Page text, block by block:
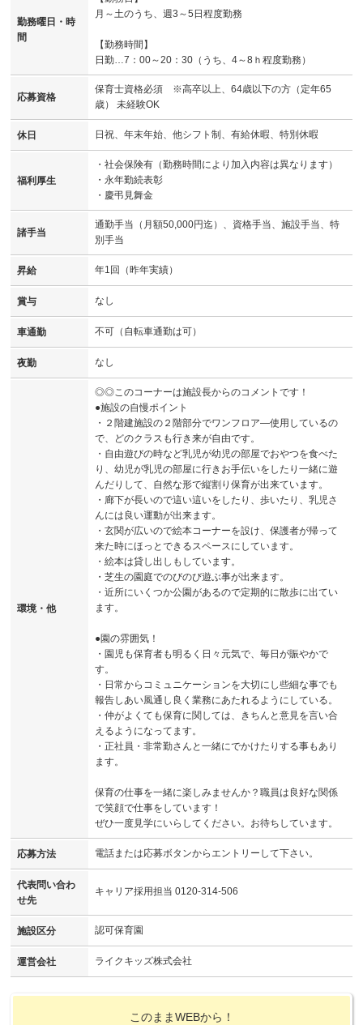
勤務曜日・時
間
月～土のうち、週3～5日程度勤務
【勤務時間】
日勤…7：00～20：30（うち、4～8ｈ程度勤務）
応募資格
保育士資格必須 ※高卒以上、64歳以下の方（定年65
歳） 未経験OK
休日 日祝、年末年始、他シフト制、有給休暇、特別休暇
福利厚生
・社会保険有（勤務時間により加入内容は異なります）
・永年勤続表彰
・慶弔見舞金
諸手当
通勤手当（月額50,000円迄）、資格手当、施設手当、特
別手当
昇給 年1回（昨年実績）
賞与 なし
車通勤 不可（自転車通勤は可）
夜勤 なし
環境・他
◎◎このコーナーは施設長からのコメントです！
●施設の自慢ポイント
・２階建施設の２階部分でワンフロア―使用しているの
で、どのクラスも行き来が自由です。
・自由遊びの時など乳児が幼児の部屋でおやつを食べた
り、幼児が乳児の部屋に行きお手伝いをしたり一緒に遊
んだりして、自然な形で縦割り保育が出来ています。
・廊下が長いので這い這いをしたり、歩いたり、乳児さ
んには良い運動が出来ます。
・玄関が広いので絵本コーナーを設け、保護者が帰って
来た時にほっとできるスペースにしています。
・絵本は貸し出しもしています。
・芝生の園庭でのびのび遊ぶ事が出来ます。
・近所にいくつか公園があるので定期的に散歩に出てい
ます。
●園の雰囲気！
・園児も保育者も明るく日々元気で、毎日が賑やかで
す。
・日常からコミュニケーションを大切にし些細な事でも
報告しあい風通し良く業務にあたれるようにしている。
・仲がよくても保育に関しては、きちんと意見を言い合
えるようになってます。
・正社員・非常勤さんと一緒にでかけたりする事もあり
ます。
保育の仕事を一緒に楽しみませんか？職員は良好な関係
で笑顔で仕事をしています！
ぜひ一度見学にいらしてください。お待ちしています。
応募方法 電話または応募ボタンからエントリーして下さい。
代表問い合わ
せ先
キャリア採用担当 0120-314-506
施設区分 認可保育園
運営会社 ライクキッズ株式会社
このままWEBから！